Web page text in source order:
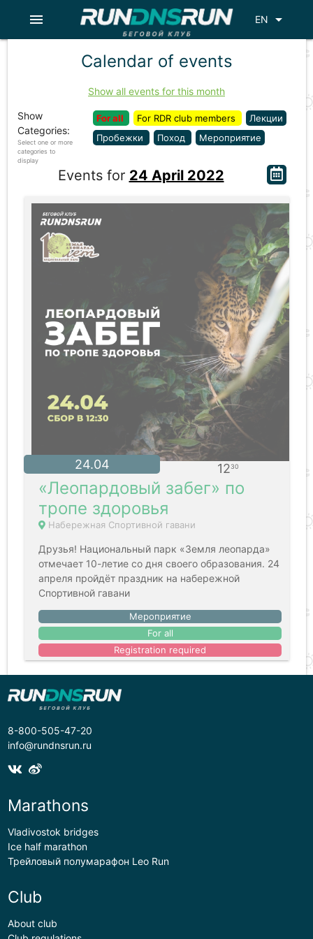
EN arrow_drop_down
menu
Calendar of events
Show all events for this month
Show
Categories:
Select one or more
categories to
display
For all For RDR club members
Лекции
Пробежки
Поход Мероприятие
Events for 24 April 2022
24.04 1230
«Леопардовый забег» по
тропе здоровья
Набережная Спортивной гавани
Друзья! Национальный парк «Земля леопарда»
отмечает 10-летие со дня своего образования. 24
апреля пройдёт праздник на набережной
Спортивной гавани
Мероприятие
For all
Registration required
8-800-505-47-20
info@rundnsrun.ru
Marathons
Vladivostok bridges
Ice half marathon
Трейловый полумарафон Leo Run
Club
About club